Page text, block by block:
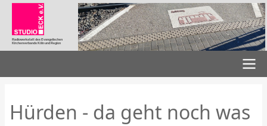
Direkt
Inhalt
Radiowerkstatt des Evangelischen
Kirchenverbands Köln und Region
Hürden - da geht noch was